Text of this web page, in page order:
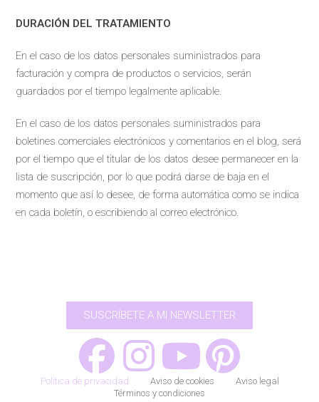
DURACIÓN DEL TRATAMIENTO
En el caso de los datos personales suministrados para
facturación y compra de productos o servicios, serán
guardados por el tiempo legalmente aplicable.
En el caso de los datos personales suministrados para
boletines comerciales electrónicos y comentarios en el blog, será
por el tiempo que el titular de los datos desee permanecer en la
lista de suscripción, por lo que podrá darse de baja en el
momento que así lo desee, de forma automática como se indica
en cada boletín, o escribiendo al correo electrónico.
SUSCRÍBETE A MI NEWSLETTER
Política de privacidad Aviso de cookies
Aviso legal
Términos y condiciones